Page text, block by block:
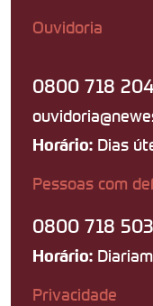
Ouvidoria
0800 718
Horário: Dias
Pessoas com
0800 718
Horário:
Privacidade